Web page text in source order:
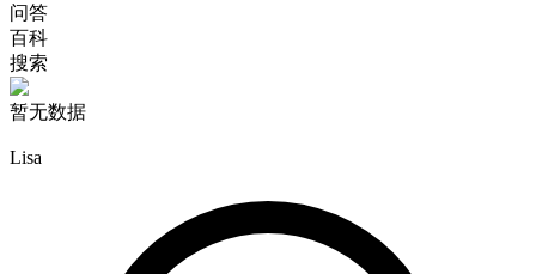
问答
百科
搜索
暂无数据
Lisa